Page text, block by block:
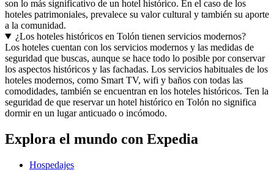
son lo más significativo de un hotel histórico. En el caso de los
hoteles patrimoniales, prevalece su valor cultural y también su aporte
a la comunidad.
¿Los hoteles históricos en Tolón tienen servicios modernos?
Los hoteles cuentan con los servicios modernos y las medidas de
seguridad que buscas, aunque se hace todo lo posible por conservar
los aspectos históricos y las fachadas. Los servicios habituales de los
hoteles modernos, como Smart TV, wifi y baños con todas las
comodidades, también se encuentran en los hoteles históricos. Ten la
seguridad de que reservar un hotel histórico en Tolón no significa
dormir en un lugar anticuado o incómodo.
Explora el mundo con Expedia
Hospedajes